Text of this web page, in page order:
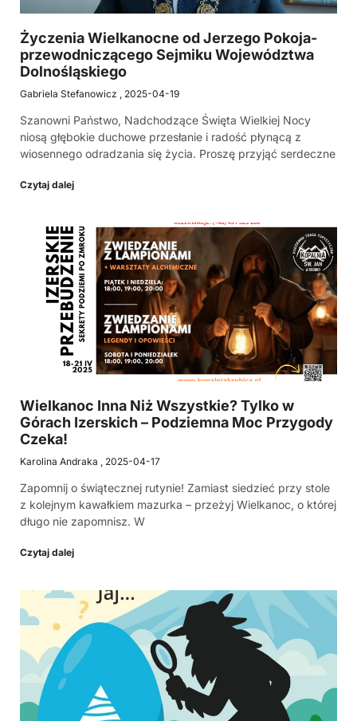
Życzenia Wielkanocne od Jerzego Pokoja-
przewodniczącego Sejmiku Województwa
Dolnośląskiego
Gabriela Stefanowicz 2025-04-19
Szanowni Państwo, Nadchodzące Święta Wielkiej Nocy
niosą głębokie duchowe przesłanie i radość płynącą z
wiosennego odradzania się życia. Proszę przyjąć serdeczne
Czytaj dalej
Wielkanoc Inna Niż Wszystkie? Tylko w
Górach Izerskich – Podziemna Moc Przygody
Czeka!
Karolina Andraka 2025-04-17
Zapomnij o świątecznej rutynie! Zamiast siedzieć przy stole
z kolejnym kawałkiem mazurka – przeżyj Wielkanoc, o której
długo nie zapomnisz. W
Czytaj dalej